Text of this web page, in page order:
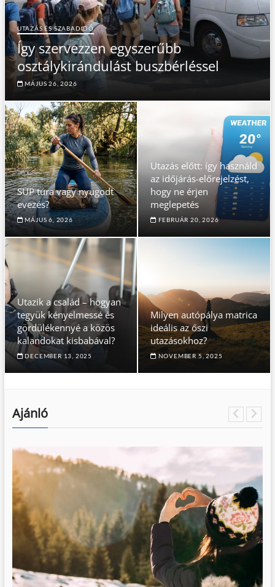
UTAZÁS ÉS SZABADIDŐ
Így szervezzen egyszerűbb
osztálykirándulást buszbérléssel
MÁJUS 26, 2026
SUP túra vagy nyugodt
evezés?
MÁJUS 6, 2026
Utazás előtt: így használd
az időjárás-előrejelzést,
hogy ne érjen
meglepetés
FEBRUÁR 20, 2026
Utazik a család – hogyan
tegyük kényelmessé és
gördülékennyé a közös
kalandokat kisbabával?
DECEMBER 13, 2025
Milyen autópálya matrica
ideális az őszi
utazásokhoz?
NOVEMBER 5, 2025
Ajánló